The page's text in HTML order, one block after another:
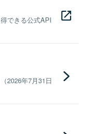
できる公式API
2026年7月31日